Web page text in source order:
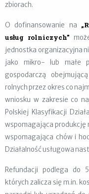
zbiorach.
O dofinansowanie na
usług rolniczych”
jednostka organizacyjna
jako mikro- lub małe
gospodarczą
rolnych przez okres co
wniosku w zakresie co
Polskiej Klasyfikacji
wspomagająca produkcję
wspomagająca chów i
Działalność usługowa
Refundacji podlega do
których zalicza się m.in.